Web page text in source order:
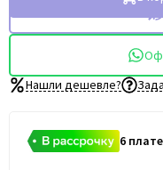
Нашли дешевле?
6